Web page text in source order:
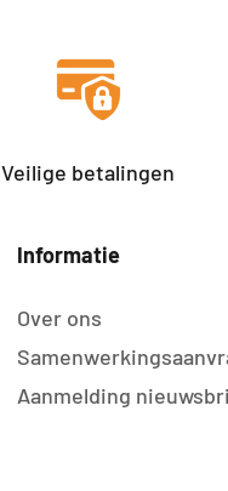
Veilige betalingen
Informatie
Over ons
Aanmelding